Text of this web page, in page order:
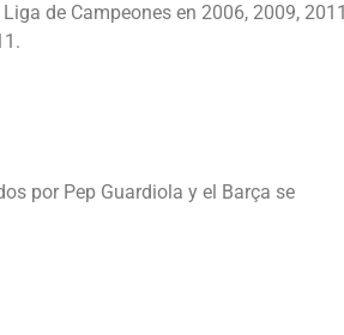
de Campeones en 2006, 2009, 2011
por Pep Guardiola y el Barça se